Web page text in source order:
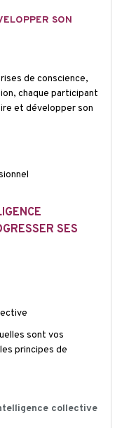
SON
de conscience,
chaque participant
et développer son
SES
sont vos
principes de
collective